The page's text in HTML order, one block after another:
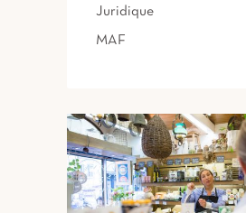
Juridique
MAF